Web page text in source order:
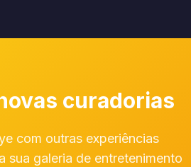
curadorias
com outras experiências
sua galeria de entretenimento